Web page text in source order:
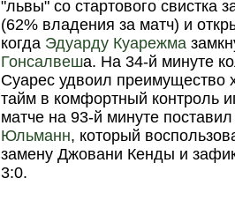
"львы" со стартового свистка
(62% владения за матч) и
когда Эдуарду Куарежма
Гонсалвеша. На 34-й минуте
Суарес удвоил преимущество
тайм в комфортный контроль
матче на 93-й минуте
Юльманн, который
замену Джовани Кенды и
3:0.